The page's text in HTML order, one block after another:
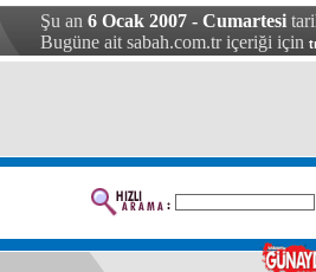
Şu an 6 Ocak 2007 - Cumartesi
Bugüne ait sabah.com.tr içeriği için